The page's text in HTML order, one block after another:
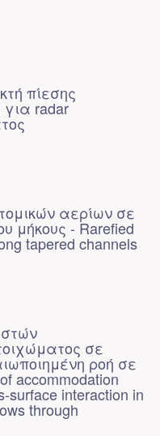
πίεσης
radar
αερίων σε
μήκους - Rarefied
tapered channels
σε
ροή σε
accommodation
surface interaction in
through